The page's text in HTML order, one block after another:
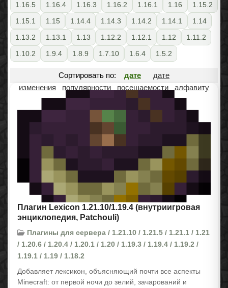
1.16.5
1.16.4 1.16.3 1.16.2 1.16.1 1.16
1.15.2
1.15.1
1.15 1.14.4 1.14.3 1.14.2 1.14.1
1.14
1.13.2
1.13.1 1.13 1.12.2 1.12.1 1.12
1.11.2
1.10.2
1.9.4 1.8.9 1.7.10 1.6.4 1.5.2
Сортировать по: дате
дате
изменения
популярности посещаемости алфавиту
Плагин Lexicon 1.21.10/1.19.4 (внутриигровая
энциклопедия, Patchouli)
Плагины для сервера / 1.21.10 / 1.21.5 / 1.21.1 / 1.21
/ 1.20.6 / 1.20.4 / 1.20.1 / 1.20 / 1.19.3 / 1.19.4 / 1.19.2 /
1.19.1 / 1.19 / 1.18.2
Добавляет лексикон, объясняющий почти все аспекты
Minecraft: от первой ночи до зелий, зачарований и